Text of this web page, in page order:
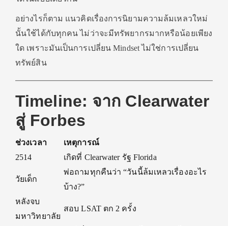
อย่างไรก็ตาม แนวคิดเรื่องการนิยามความล้มเหลวใหม่
นั้นใช้ได้กับทุกคน ไม่ว่าจะมีทรัพยากรมากหรือน้อยเพียง
ใด เพราะมันเป็นการเปลี่ยน Mindset ไม่ใช่การเปลี่ยน
ทรัพย์สิน
Timeline: จาก Clearwater
สู่ Forbes
ช่วงเวลา
เหตุการณ์
2514
เกิดที่ Clearwater รัฐ Florida
วัยเด็ก
พ่อถามทุกคืนว่า “วันนี้ล้มเหลวเรื่องอะไร
บ้าง?”
หลังจบ
มหาวิทยาลัย
สอบ LSAT ตก 2 ครั้ง